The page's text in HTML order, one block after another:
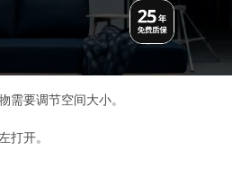
需要调节空间大小。
打开。